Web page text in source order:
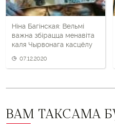
Ніна Багінская: Вельмі
важна збірацца менавіта
каля Чырвонага касцёлу
07.12.2020
ВАМ ТАКСАМА